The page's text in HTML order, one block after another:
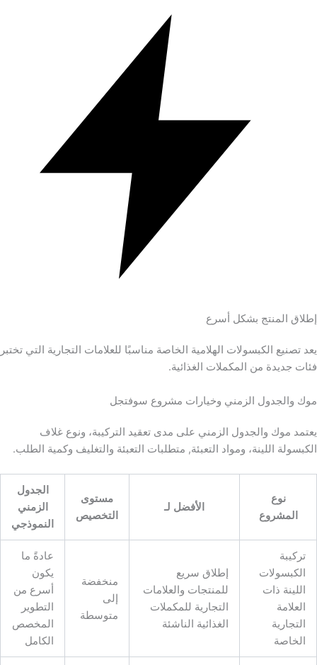
إطلاق المنتج بشكل أسرع
يعد تصنيع الكبسولات الهلامية الخاصة مناسبًا للعلامات التجارية التي تختبر
فئات جديدة من المكملات الغذائية.
موك والجدول الزمني وخيارات مشروع سوفتجل
يعتمد موك والجدول الزمني على مدى تعقيد التركيبة، ونوع غلاف
الكبسولة اللينة، ومواد التعبئة, متطلبات التعبئة والتغليف وكمية الطلب.
نوع
المشروع
الأفضل لـ
مستوى
التخصيص
الجدول
الزمني
النموذجي
تركيبة
الكبسولات
اللينة ذات
العلامة
التجارية
الخاصة
إطلاق سريع
للمنتجات والعلامات
التجارية للمكملات
الغذائية الناشئة
منخفضة
إلى
متوسطة
عادةً ما
يكون
أسرع من
التطوير
المخصص
الكامل